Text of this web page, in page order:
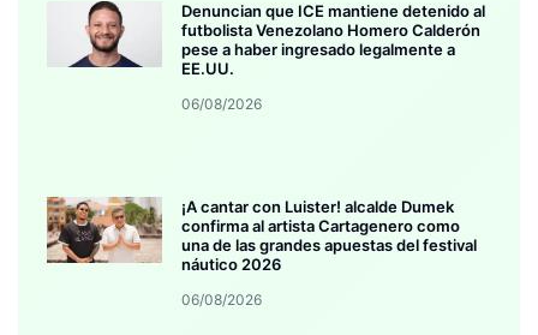
Denuncian que ICE mantiene detenido al
futbolista Venezolano Homero Calderón
pese a haber ingresado legalmente a
EE.UU.
06/08/2026
¡A cantar con Luister! alcalde Dumek
confirma al artista Cartagenero como
una de las grandes apuestas del festival
náutico 2026
06/08/2026